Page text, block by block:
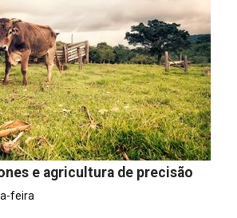
e agricultura de precisão
feira